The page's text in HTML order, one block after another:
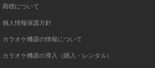
商標について
個人情報保護方針
カラオケ機器の情報について
カラオケ機器の導入（購入・レンタル）